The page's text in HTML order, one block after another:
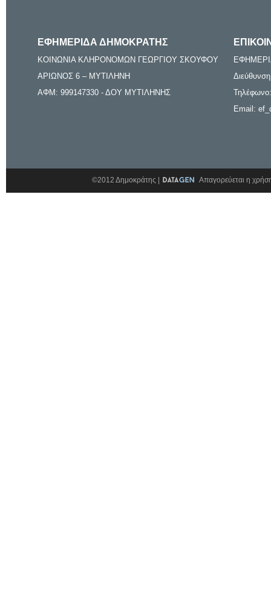
ΕΦΗΜΕΡΙΔΑ ΔΗΜΟΚΡΑΤΗΣ
ΚΟΙΝΩΝΙΑ ΚΛΗΡΟΝΟΜΩΝ ΓΕΩΡΓΙΟΥ ΣΚΟΥΦΟΥ
ΑΡΙΩΝΟΣ 6 – ΜΥΤΙΛΗΝΗ
ΑΦΜ: 999147330 - ΔΟΥ ΜΥΤΙΛΗΝΗΣ
Email:
©2012 Δημοκράτης | Απαγορεύεται η